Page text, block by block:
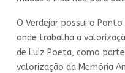
O Verdejar possui o
onde trabalha a
de Luiz Poeta, como
valorização da Memória